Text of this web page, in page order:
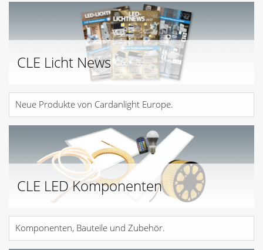
CLE Licht News
Neue Produkte von Cardanlight Europe.
CLE LED Komponenten
Komponenten, Bauteile und Zubehör.